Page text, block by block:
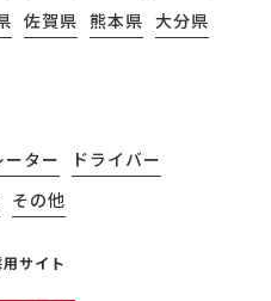
サイト
佐賀県 熊本県 大分県
ター
ドライバー
その他